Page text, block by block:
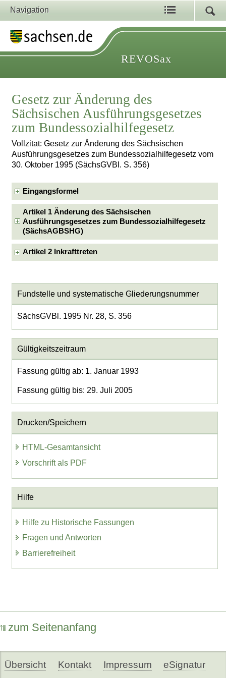
Navigation
REVOSax
Gesetz zur Änderung des
Sächsischen Ausführungsgesetzes
zum Bundessozialhilfegesetz
Vollzitat: Gesetz zur Änderung des Sächsischen
Ausführungsgesetzes zum Bundessozialhilfegesetz vom
30. Oktober 1995 (SächsGVBl. S. 356)
Eingangsformel
Artikel 1 Änderung des Sächsischen
Ausführungsgesetzes zum Bundessozialhilfegesetz
(SächsAGBSHG)
Artikel 2 Inkrafttreten
Fundstelle und systematische Gliederungsnummer
SächsGVBl. 1995 Nr. 28, S. 356
Gültigkeitszeitraum
Fassung gültig ab: 1. Januar 1993
Fassung gültig bis: 29. Juli 2005
Drucken/Speichern
HTML-Gesamtansicht
Vorschrift als PDF
Hilfe
Hilfe zu Historische Fassungen
Fragen und Antworten
Barrierefreiheit
zum Seitenanfang
Übersicht Kontakt Impressum eSignatur